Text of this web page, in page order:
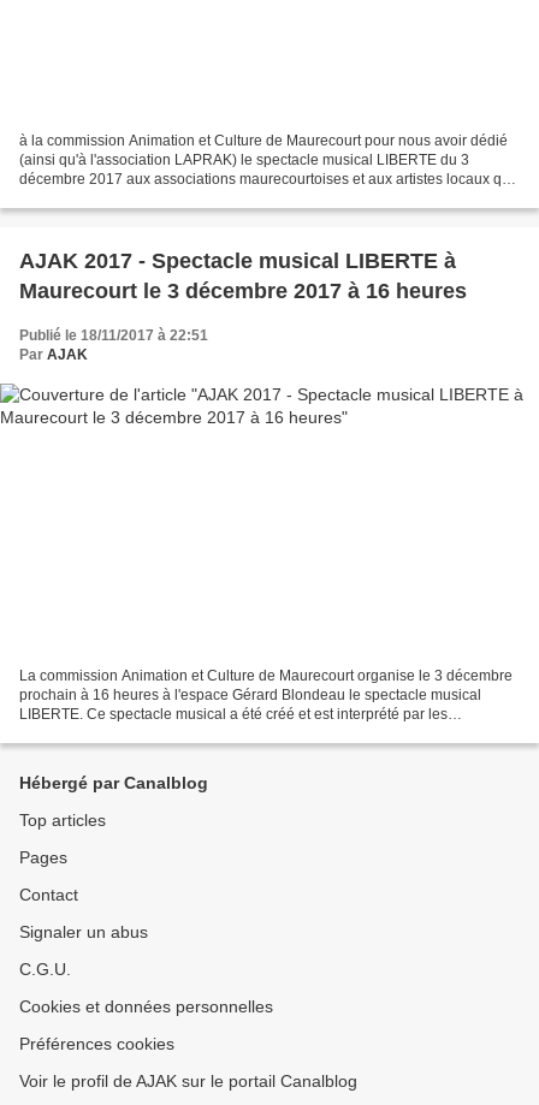
à la commission Animation et Culture de Maurecourt pour nous avoir dédié
(ainsi qu'à l'association LAPRAK) le spectacle musical LIBERTE du 3
décembre 2017 aux associations maurecourtoises et aux artistes locaux qui
AJAK 2017 - Spectacle musical LIBERTE à
Maurecourt le 3 décembre 2017 à 16 heures
Publié le 18/11/2017 à 22:51
Par AJAK
La commission Animation et Culture de Maurecourt organise le 3 décembre
prochain à 16 heures à l'espace Gérard Blondeau le spectacle musical
LIBERTE. Ce spectacle musical a été créé et est interprété par les
Hébergé par Canalblog
Top articles
Pages
Contact
Signaler un abus
C.G.U.
Cookies et données personnelles
Préférences cookies
Voir le profil de AJAK sur le portail Canalblog